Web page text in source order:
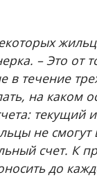
– Это от
течение
на каком
текущий
не смогут
счет. К
до